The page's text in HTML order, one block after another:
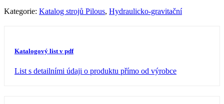
Kategorie: Katalog strojů Pilous, Hydraulicko-gravitační
Katalogový list v pdf
List s detailními údaji o produktu přímo od výrobce